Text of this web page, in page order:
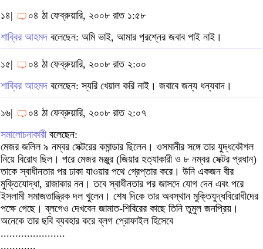
১৪|
০৪ ঠা ফেব্রুয়ারি, ২০০৮ রাত ১:৫৮
শাব্বির আহমদ বলেছেন: অমি ভাই, আমার প‌্রশ্নের জবাব পাই নাই।
১৫|
০৪ ঠা ফেব্রুয়ারি, ২০০৮ রাত ২:০০
শাব্বির আহমদ বলেছেন: স্যরি খেয়াল করি নাই। জবাবে জন্য ধন্যবাদ।
১৬|
০৪ ঠা ফেব্রুয়ারি, ২০০৮ রাত ২:০৭
সমালোচনাকারীবলেছেন:
মেজর জলিল ৯ নম্বর সেক্টরের কমান্ডার ছিলেন। ওসমানীর সঙ্গে তার যুদ্ধকৌশল
নিয়ে বিরোধ ছিল। পরে মেজর মঞ্জুর (জিয়ার হত্যাকারী ও ৮ নম্বর সেক্টর প্রধান)
তাকে স্বাধীনতার পর ঢাকা যাওয়ার পথে গ্রেপ্তার করে। উনি একজন বীর
মুক্তিযোদ্ধা, রাজাকার নন। তবে স্বাধীনতার পর জাসদে যোগ দেন এবং পরে
ইসলামী সমাজতান্ত্রিক দল খুলেন। শেষ দিকে তার অবস্থান মুক্তিযুদ্ধবিরোধীদের
পক্ষে গেছে। ব্লগেও দেখবেন জামাত-শিবিরের কাছে তিনি তুমুল জনপ্রিয়।
অনেকে তার ছবি ব্যবহার করে ব্লগ প্রোফাইল হিসেবে
......................
............